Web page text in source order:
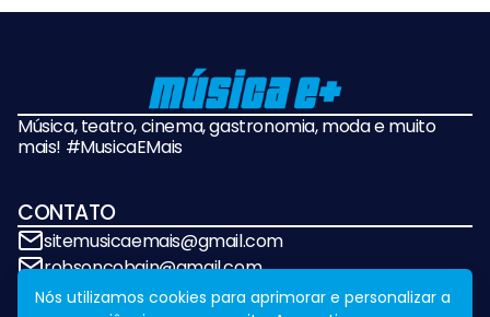
Música, teatro, cinema, gastronomia, moda e muito
mais! #MusicaEMais
CONTATO
sitemusicaemais@gmail.com
robsoncobain@gmail.com
Nós utilizamos cookies para aprimorar e personalizar a